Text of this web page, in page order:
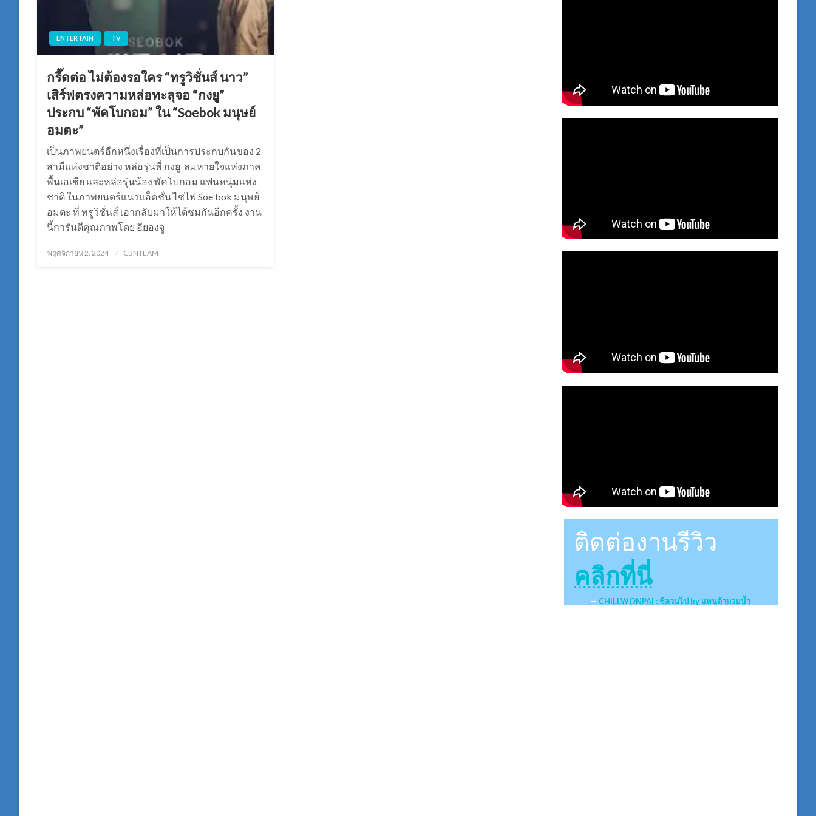
ENTERTAIN TV
กรี๊ดต่อ ไม่ต้องรอใคร “ทรูวิชั่นส์ นาว”
เสิร์ฟตรงความหล่อทะลุจอ “กงยู”
ประกบ “พัคโบกอม” ใน “Soebok มนุษย์
อมตะ”
เป็นภาพยนตร์อีกหนึ่งเรื่องที่เป็นการประกบกันของ 2
สามีแห่งชาติอย่าง หล่อรุ่นพี่ กงยู ลมหายใจแห่งภาค
พื้นเอเชีย และหล่อรุ่นน้อง พัคโบกอม แฟนหนุ่มแห่ง
ชาติ ในภาพยนตร์แนวแอ็คชั่น ไซไฟ Soe bok มนุษย์
อมตะ ที่ ทรูวิชั่นส์ เอากลับมาให้ได้ชมกันอีกครั้ง งาน
นี้การันตีคุณภาพโดย อียองจู
Posted
พฤศจิกายน 2, 2024 CBNTEAM
ติดต่องานรีวิว
คลิกที่นี่
CHILLWONPAI : ชิลวนไป by แพนด้าบวมน้ำ